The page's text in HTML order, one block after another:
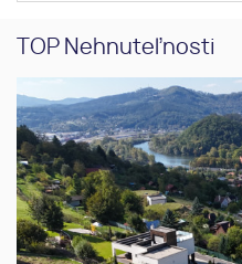
TOP Nehnuteľnosti
Stavebný pozemok 1187
Žilina Budatín